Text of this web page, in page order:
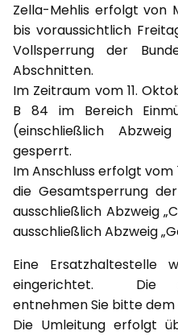
Zella-Mehlis erfolgt von
bis voraussichtlich
Vollsperrung der
Abschnitten.
Im Zeitraum vom 11.
B 84 im Bereich
(einschließlich
gesperrt.
Im Anschluss erfolgt vom
die Gesamtsperrung
ausschließlich Abzweig
ausschließlich Abzweig
Eine Ersatzhaltestelle
eingerichtet. Die
entnehmen Sie bitte dem
Die Umleitung erfolgt